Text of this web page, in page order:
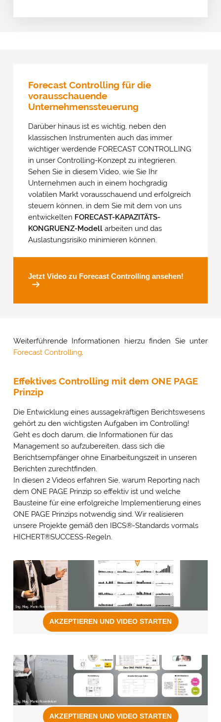
Forecast Controlling für die
vorausschauende
Unternehmenssteuerung
Darüber hinaus ist es wichtig, neben den
klassischen Instrumenten auch das immer
wichtiger werdende FORECAST CONTROLLING
in unser Controlling-Konzept zu integrieren.
Sehen Sie in diesem Video, wie Sie Ihr
Unternehmen auch in einem hochgradig
volatilen Markt vorausschauend und erfolgreich
steuern können, in dem Sie mit dem von uns
entwickelten FORECAST-KAPAZITÄTS-
KONGRUENZ-Modell arbeiten und das
Auslastungsrisiko minimieren können.
Jetzt Video zu Forecast Controlling ansehen!
Weiterführende Informationen hierzu finden Sie unter
Forecast Controlling.
Effektives Controlling mit dem ONE PAGE
Prinzip
Die Entwicklung eines aussagekräftigen Berichtswesens
gehört zu den wichtigsten Aufgaben im Controlling!
Geht es doch darum, die Informationen für das
Management so aufzubereiten, dass sich die
Berichtsempfänger ohne Einarbeitungszeit in unseren
Berichten zurechtfinden.
In diesen 2 Videos erfahren Sie, warum Reporting nach
dem ONE PAGE Prinzip so effektiv ist und welche
Bausteine für eine erfolgreiche Implementierung eines
ONE PAGE Prinzips notwendig sind. Wir realisieren
unsere Projekte gemäß den IBCS®-Standards vormals
HICHERT®SUCCESS-Regeln.